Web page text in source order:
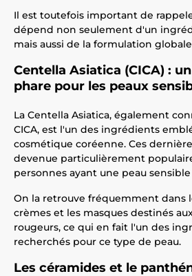
Il est toutefois important de
dépend non seulement d'un
mais aussi de la formulation
Centella Asiatica (CICA) :
phare pour les peaux
La Centella Asiatica, également
CICA, est l'un des ingrédients
cosmétique coréenne. Ces
devenue particulièrement
personnes ayant une peau
On la retrouve fréquemment dans
crèmes et les masques destinés
rougeurs, ce qui en fait l'un des
recherchés pour ce type de peau.
Les céramides et le